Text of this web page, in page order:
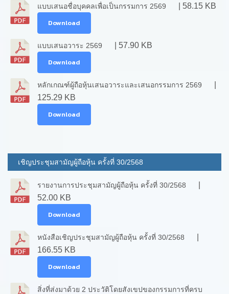
แบบเสนอชื่อบุคคลเพื่อเป็นกรรมการ 2569 | 58.15 KB
Download
แบบเสนอวาระ 2569 | 57.90 KB
Download
หลักเกณฑ์ผู้ถือหุ้นเสนอวาระและเสนอกรรมการ 2569
125.29 KB
Download
เชิญประชุมสามัญผู้ถือหุ้น ครั้งที่ 30/2568
รายงานการประชุมสามัญผู้ถือหุ้น ครั้งที่ 30/2568
52.00 KB
Download
หนังสือเชิญประชุมสามัญผู้ถือหุ้น ครั้งที่ 30/2568
166.55 KB
Download
สิ่งที่ส่งมาด้วย 2 ประวัติโดยสังเขปของกรรมการที่ครบ